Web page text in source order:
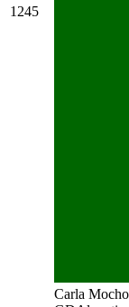
1245
Carla Mocho